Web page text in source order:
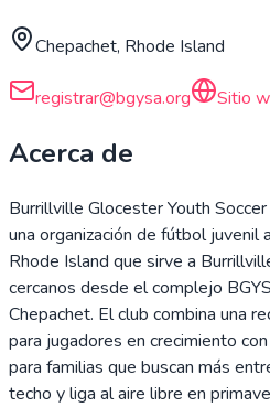
Chepachet, Rhode Island
registrar@bgysa.org Sitio
Acerca de
Burrillville Glocester Youth
una organización de fútbol juvenil
Rhode Island que sirve a
cercanos desde el complejo
Chepachet. El club combina una
para jugadores en crecimiento
para familias que buscan más
techo y liga al aire libre en